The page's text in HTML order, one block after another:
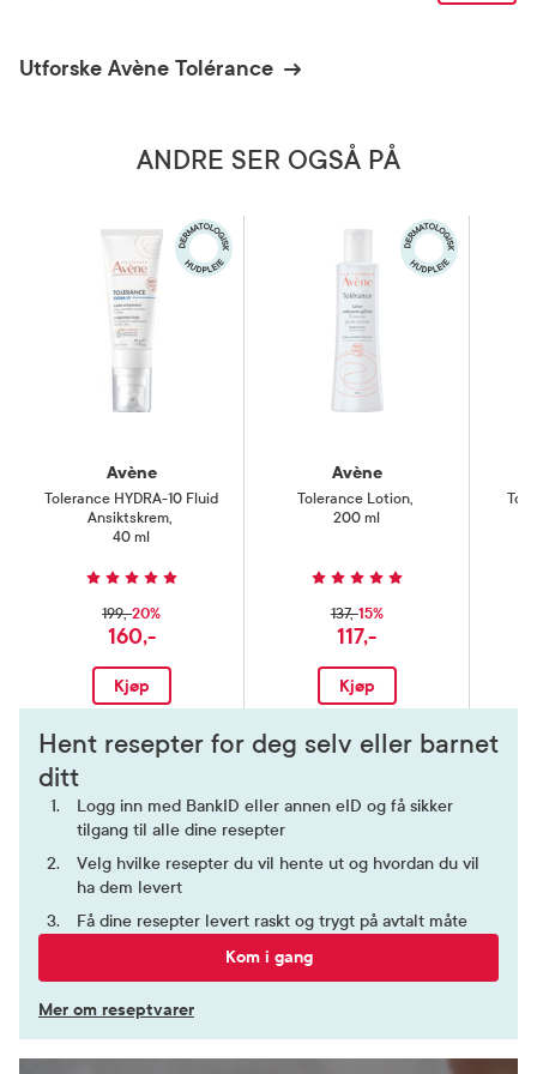
Utforske Avène Tolérance
ANDRE SER OGSÅ PÅ
Avène
Tolerance HYDRA-10 Fluid
Ansiktskrem,
40 ml
199,-20%
160,-
Kjøp
Avène
Tolerance Lotion,
200 ml
137,-15%
117,-
Kjøp
Hent resepter for deg selv eller barnet
ditt
Logg inn med BankID eller annen eID og få sikker
tilgang til alle dine resepter
Velg hvilke resepter du vil hente ut og hvordan du vil
ha dem levert
Få dine resepter levert raskt og trygt på avtalt måte
Kom i gang
Mer om reseptvarer